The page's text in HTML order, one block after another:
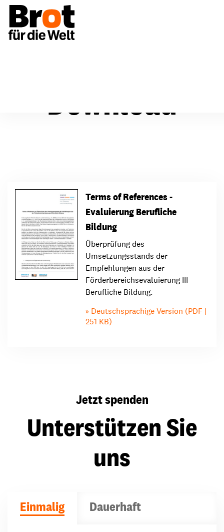
Download
Terms of References -
Evaluierung Berufliche
Bildung
Überprüfung des
Umsetzungsstands der
Empfehlungen aus der
Förderbereichsevaluierung III
Berufliche Bildung.
Deutschsprachige Version (PDF |
251 KB)
Jetzt spenden
Unterstützen Sie
uns
Einmalig Dauerhaft